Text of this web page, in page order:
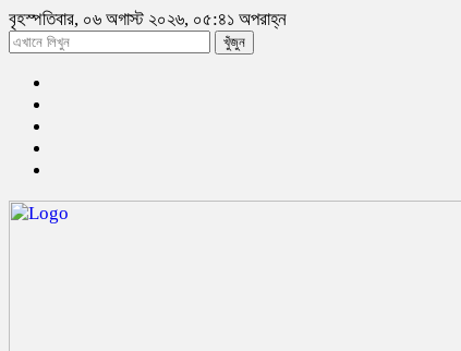
বৃহস্পতিবার, ০৬ অগাস্ট ২০২৬, ০৫:৪১ অপরাহ্ন
খুঁজুন